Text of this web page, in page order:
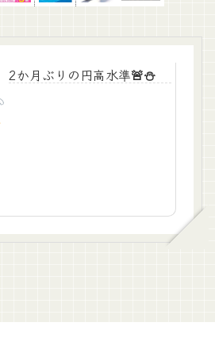
2か月ぶりの円高水準🚨⛄